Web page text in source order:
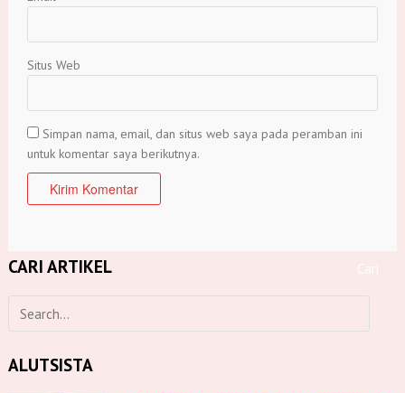
Situs Web
Simpan nama, email, dan situs web saya pada peramban ini
untuk komentar saya berikutnya.
CARI ARTIKEL
ALUTSISTA